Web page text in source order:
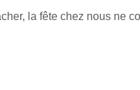
la fête chez nous ne